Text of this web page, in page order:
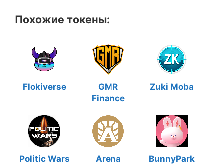
Похожие токены:
Flokiverse
GMR
Finance
Zuki Moba
Politic Wars
Arena
BunnyPark